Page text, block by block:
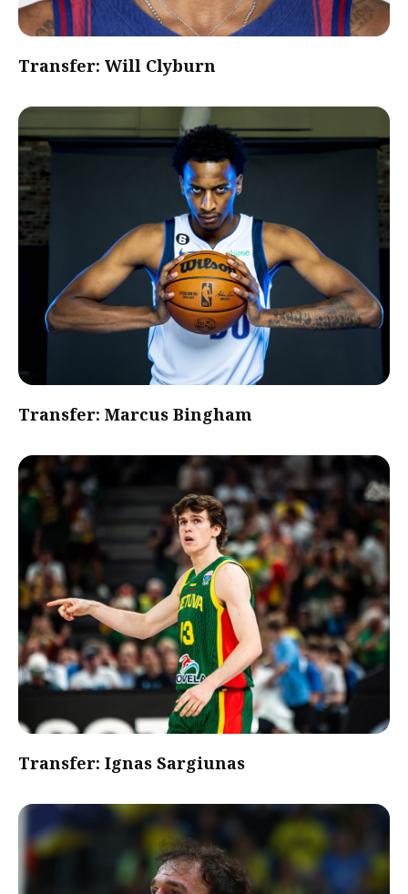
Transfer: Will Clyburn
Transfer: Marcus Bingham
Transfer: Ignas Sargiunas